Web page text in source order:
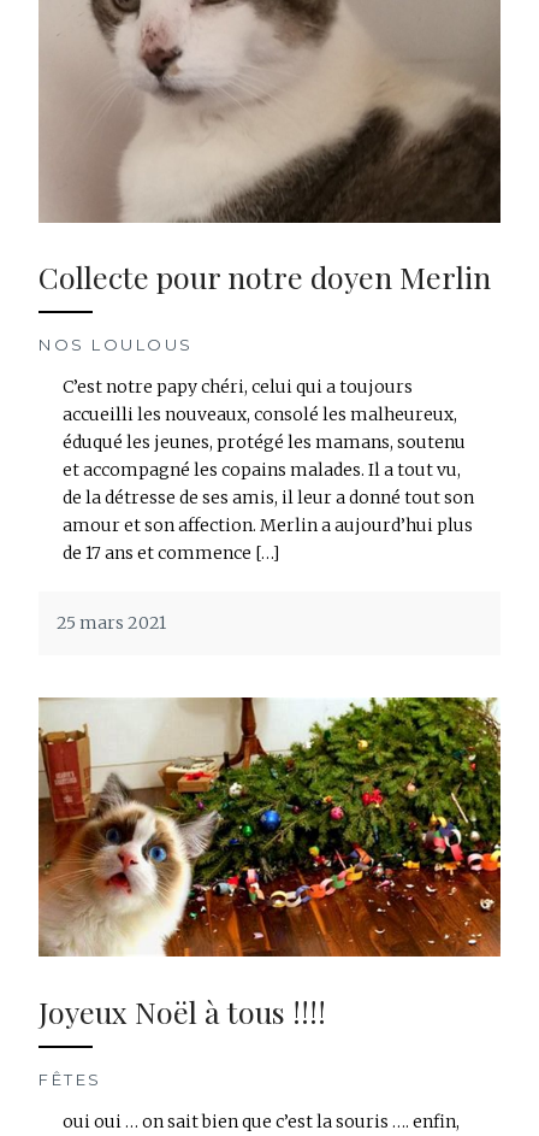
Collecte pour notre doyen Merlin
NOS LOULOUS
C’est notre papy chéri, celui qui a toujours
accueilli les nouveaux, consolé les malheureux,
éduqué les jeunes, protégé les mamans, soutenu
et accompagné les copains malades. Il a tout vu,
de la détresse de ses amis, il leur a donné tout son
amour et son affection. Merlin a aujourd’hui plus
de 17 ans et commence […]
25 mars 2021
Joyeux Noël à tous !!!!
FÊTES
oui oui … on sait bien que c’est la souris …. enfin,